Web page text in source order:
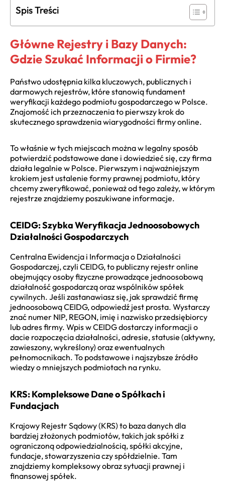
Spis Treści
Główne Rejestry i Bazy Danych:
Gdzie Szukać Informacji o Firmie?
Państwo udostępnia kilka kluczowych, publicznych i
darmowych rejestrów, które stanowią fundament
weryfikacji każdego podmiotu gospodarczego w Polsce.
Znajomość ich przeznaczenia to pierwszy krok do
skutecznego sprawdzenia wiarygodności firmy online.
To właśnie w tych miejscach można w legalny sposób
potwierdzić podstawowe dane i dowiedzieć się, czy firma
działa legalnie w Polsce. Pierwszym i najważniejszym
krokiem jest ustalenie formy prawnej podmiotu, który
chcemy zweryfikować, ponieważ od tego zależy, w którym
rejestrze znajdziemy poszukiwane informacje.
CEIDG: Szybka Weryfikacja Jednoosobowych
Działalności Gospodarczych
Centralna Ewidencja i Informacja o Działalności
Gospodarczej, czyli CEIDG, to publiczny rejestr online
obejmujący osoby fizyczne prowadzące jednoosobową
działalność gospodarczą oraz wspólników spółek
cywilnych. Jeśli zastanawiasz się, jak sprawdzić firmę
jednoosobową CEIDG, odpowiedź jest prosta. Wystarczy
znać numer NIP, REGON, imię i nazwisko przedsiębiorcy
lub adres firmy. Wpis w CEIDG dostarczy informacji o
dacie rozpoczęcia działalności, adresie, statusie (aktywny,
zawieszony, wykreślony) oraz ewentualnych
pełnomocnikach. To podstawowe i najszybsze źródło
wiedzy o mniejszych podmiotach na rynku.
KRS: Kompleksowe Dane o Spółkach i
Fundacjach
Krajowy Rejestr Sądowy (KRS) to baza danych dla
bardziej złożonych podmiotów, takich jak spółki z
ograniczoną odpowiedzialnością, spółki akcyjne,
fundacje, stowarzyszenia czy spółdzielnie. Tam
znajdziemy kompleksowy obraz sytuacji prawnej i
finansowej spółek.